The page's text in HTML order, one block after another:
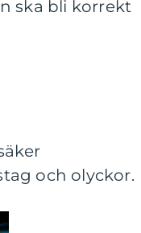
ska bli korrekt
och olyckor.